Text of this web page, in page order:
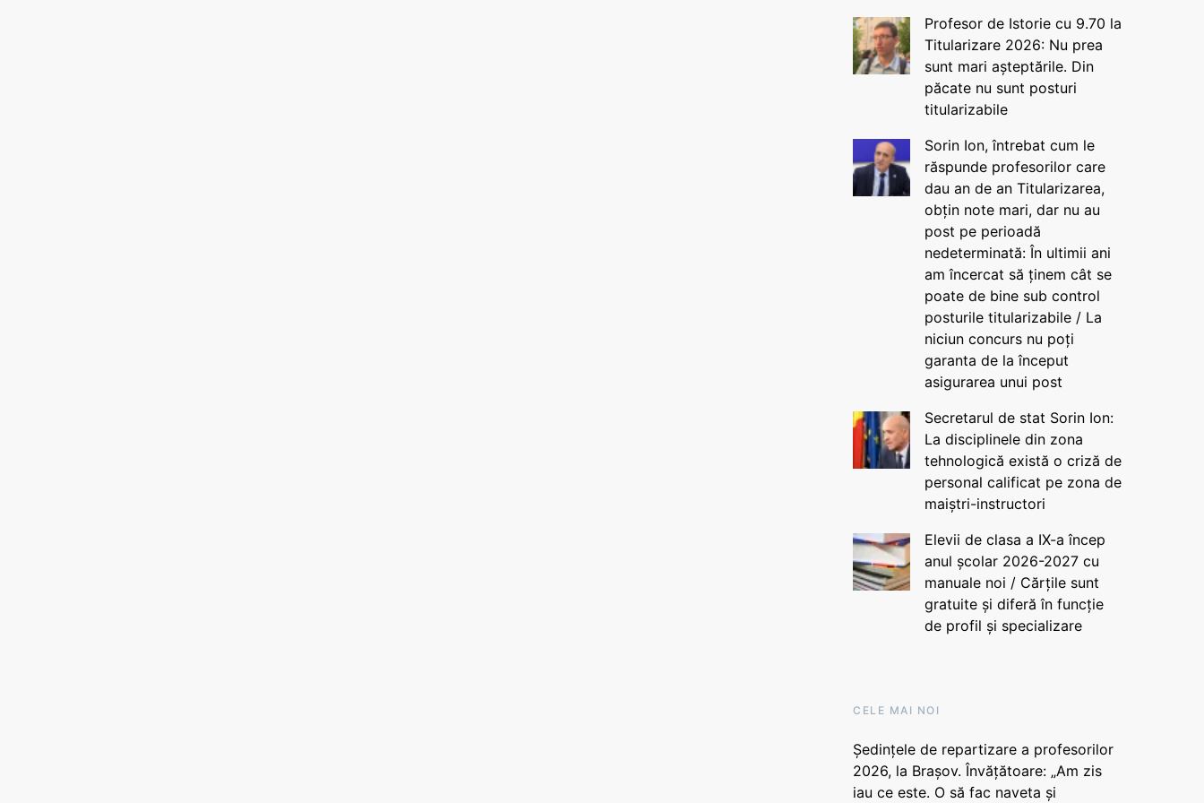
Profesor de Istorie cu 9.70 la
Titularizare 2026: Nu prea
sunt mari așteptările. Din
păcate nu sunt posturi
titularizabile
Sorin Ion, întrebat cum le
răspunde profesorilor care
dau an de an Titularizarea,
obțin note mari, dar nu au
post pe perioadă
nedeterminată: În ultimii ani
am încercat să ținem cât se
poate de bine sub control
posturile titularizabile / La
niciun concurs nu poți
garanta de la început
asigurarea unui post
Secretarul de stat Sorin Ion:
La disciplinele din zona
tehnologică există o criză de
personal calificat pe zona de
maiștri-instructori
Elevii de clasa a IX-a încep
anul școlar 2026-2027 cu
manuale noi / Cărțile sunt
gratuite și diferă în funcție
de profil și specializare
CELE MAI NOI
Ședințele de repartizare a profesorilor
2026, la Brașov. Învățătoare: „Am zis
iau ce este. O să fac naveta și